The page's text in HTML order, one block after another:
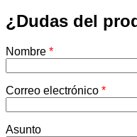
¿Dudas del
Nombre *
Correo electrónico *
Asunto